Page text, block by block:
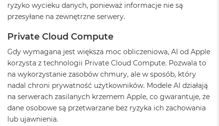
M
a
o
o
A
i
r
4
M
ryzyko wycieku danych, ponieważ informacje nie są
przesyłane na zewnętrzne serwery.
Private Cloud Compute
Gdy wymagana jest większa moc obliczeniowa, AI od Apple
korzysta z technologii Private Cloud Compute. Pozwala to
na wykorzystanie zasobów chmury, ale w sposób, który
nadal chroni prywatność użytkowników. Modele AI działają
na serwerach zasilanych krzemem Apple, co gwarantuje, że
dane osobowe są przetwarzane bez ryzyka ich zachowania
lub ujawnienia.